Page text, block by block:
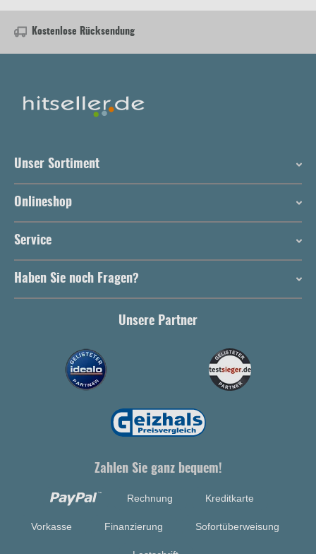
Kostenlose Rücksendung
Unser Sortiment
Onlineshop
Service
Haben Sie noch Fragen?
Unsere Partner
Zahlen Sie ganz bequem!
Rechnung Kreditkarte
Vorkasse Finanzierung Sofortüberweisung